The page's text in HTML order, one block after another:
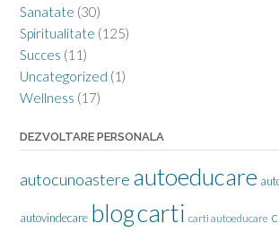
Sanatate (30)
Spiritualitate (125)
Succes (11)
Uncategorized (1)
Wellness (17)
DEZVOLTARE PERSONALA
autocunoastere autoeducare
autovindecare blogcarti carti autoeducare